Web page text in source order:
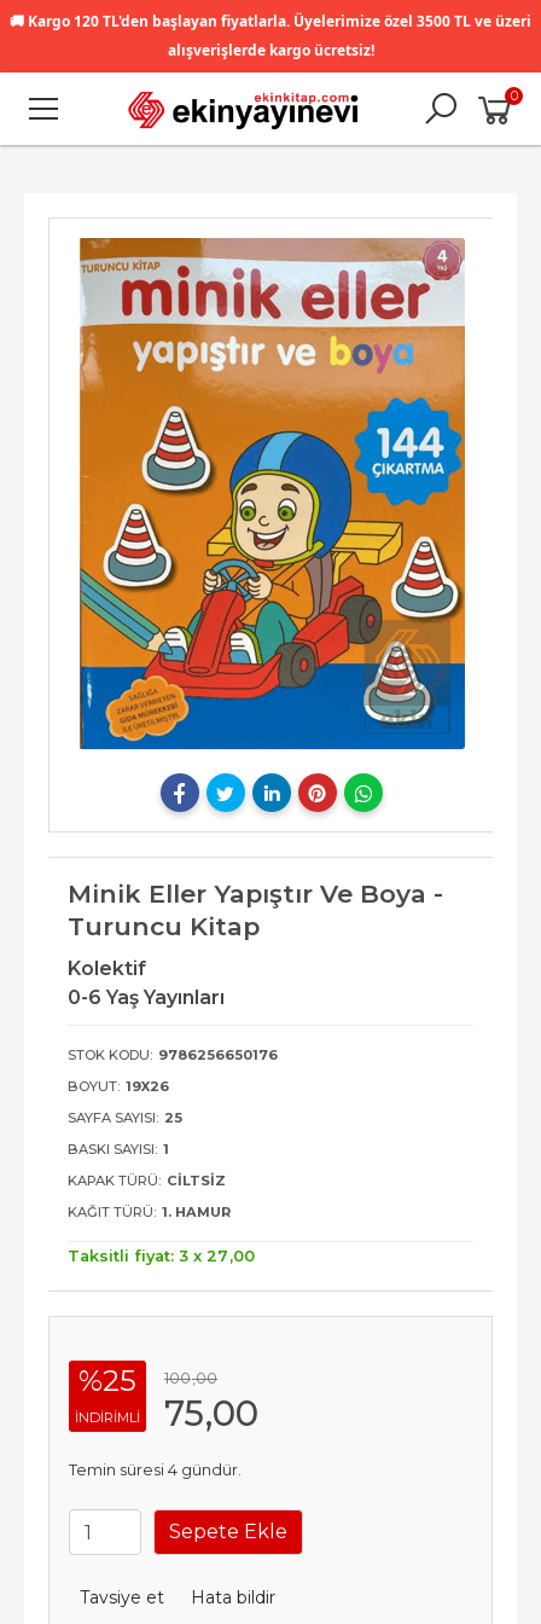
🚚 Kargo 120 TL'den başlayan fiyatlarla. Üyelerimize özel 3500 TL ve üzeri
alışverişlerde kargo ücretsiz!
0
Minik Eller Yapıştır Ve Boya -
Turuncu Kitap
Kolektif
0-6 Yaş Yayınları
STOK KODU: 9786256650176
BOYUT: 19X26
SAYFA SAYISI: 25
BASKI SAYISI: 1
KAPAK TÜRÜ: CILTSIZ
KAĞIT TÜRÜ: 1. HAMUR
Taksitli fiyat: 3 x 27 ,00
%25
INDIRIMLI
100,00
75,00
Temin süresi 4 gündür.
Sepete Ekle
Tavsiye et Hata bildir